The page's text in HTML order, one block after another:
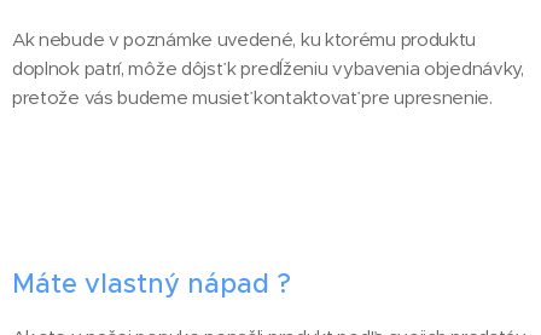
Ak nebude v poznámke uvedené, ku ktorému produktu
doplnok patrí, môže dôjsť k predĺženiu vybavenia objednávky,
pretože vás budeme musieť kontaktovať pre upresnenie.
Máte vlastný nápad ?